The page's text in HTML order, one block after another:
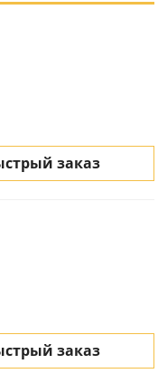
заказ
заказ